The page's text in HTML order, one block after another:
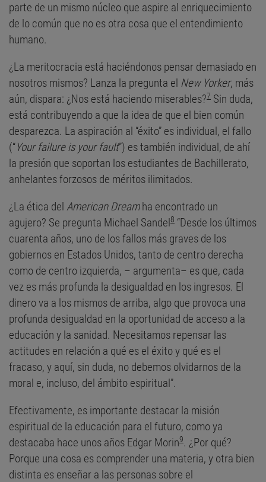
parte de un mismo núcleo que aspire al enriquecimiento
de lo común que no es otra cosa que el entendimiento
humano.
¿La meritocracia está haciéndonos pensar demasiado en
nosotros mismos? Lanza la pregunta el New Yorker, más
aún, dispara: ¿Nos está haciendo miserables?7 Sin duda,
está contribuyendo a que la idea de que el bien común
desparezca. La aspiración al “éxito” es individual, el fallo
(“Your failure is your fault”) es también individual, de ahí
la presión que soportan los estudiantes de Bachillerato,
anhelantes forzosos de méritos ilimitados.
¿La ética del American Dreamha encontrado un
agujero? Se pregunta Michael Sandel8 “Desde los últimos
cuarenta años, uno de los fallos más graves de los
gobiernos en Estados Unidos, tanto de centro derecha
como de centro izquierda, – argumenta– es que, cada
vez es más profunda la desigualdad en los ingresos. El
dinero va a los mismos de arriba, algo que provoca una
profunda desigualdad en la oportunidad de acceso a la
educación y la sanidad. Necesitamos repensar las
actitudes en relación a qué es el éxito y qué es el
fracaso, y aquí, sin duda, no debemos olvidarnos de la
moral e, incluso, del ámbito espiritual”.
Efectivamente, es importante destacar la misión
espiritual de la educación para el futuro, como ya
destacaba hace unos años Edgar Morin9. ¿Por qué?
Porque una cosa es comprender una materia, y otra bien
distinta es enseñar a las personas sobre el